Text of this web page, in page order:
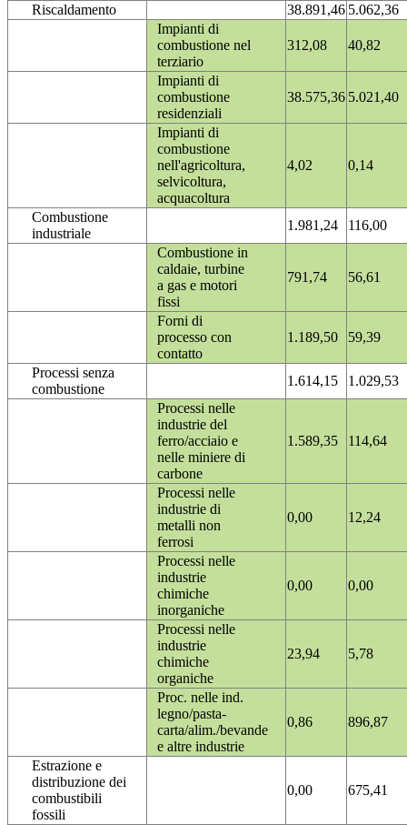
Riscaldamento
38.891,46 5.062,36
Impianti di
combustione nel
terziario
312,08 40,82
Impianti di
combustione
residenziali
38.575,36 5.021,40
Impianti di
combustione
nell'agricoltura,
selvicoltura,
acquacoltura
4,02 0,14
Combustione
industriale
1.981,24
116,00
Combustione in
caldaie, turbine
a gas e motori
fissi
791,74 56,61
Forni di
processo con
contatto
1.189,50 59,39
Processi senza
combustione
1.614,15
1.029,53
Processi nelle
industrie del
ferro/acciaio e
nelle miniere di
carbone
1.589,35 114,64
Processi nelle
industrie di
metalli non
ferrosi
0,00 12,24
Processi nelle
industrie
chimiche
inorganiche
0,00 0,00
Processi nelle
industrie
chimiche
organiche
23,94 5,78
Proc. nelle ind.
legno/pasta-
carta/alim./bevande
e altre industrie
0,86 896,87
Estrazione e
distribuzione dei
combustibili
fossili
0,00 675,41